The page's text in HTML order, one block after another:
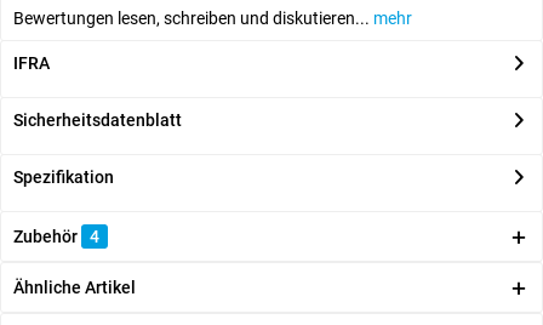
Bewertungen lesen, schreiben und diskutieren... mehr
IFRA
Sicherheitsdatenblatt
Spezifikation
Zubehör 4
Ähnliche Artikel